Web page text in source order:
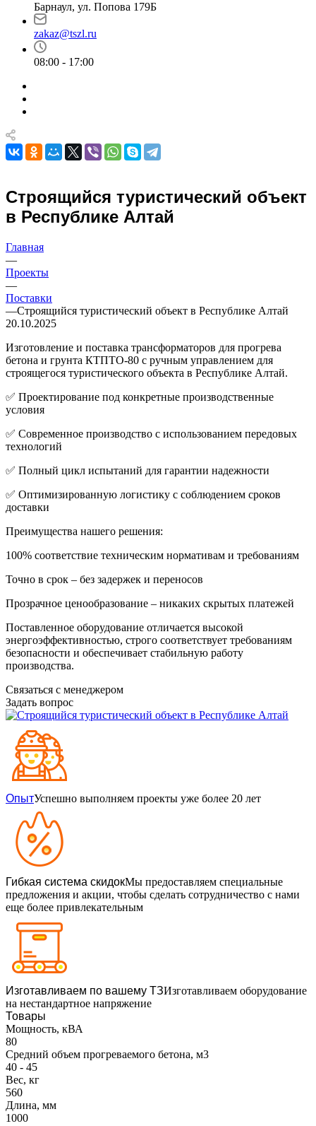
Барнаул, ул. Попова 179Б
zakaz@tszl.ru
08:00 - 17:00
Строящийся туристический объект
в Республике Алтай
Главная
—
Проекты
—
Поставки
—Строящийся туристический объект в Республике Алтай
20.10.2025
Изготовление и поставка трансформаторов для прогрева
бетона и грунта КТПТО-80 с ручным управлением для
строящегося туристического объекта в Республике Алтай.
✅ Проектирование под конкретные производственные
условия
✅ Современное производство с использованием передовых
технологий
✅ Полный цикл испытаний для гарантии надежности
✅ Оптимизированную логистику с соблюдением сроков
доставки
Преимущества нашего решения:
100% соответствие техническим нормативам и требованиям
Точно в срок – без задержек и переносов
Прозрачное ценообразование – никаких скрытых платежей
Поставленное оборудование отличается высокой
энергоэффективностью, строго соответствует требованиям
безопасности и обеспечивает стабильную работу
производства.
Связаться с менеджером
Задать вопрос
ОпытУспешно выполняем проекты уже более 20 лет
Гибкая система скидокМы предоставляем специальные
предложения и акции, чтобы сделать сотрудничество с нами
еще более привлекательным
Изготавливаем по вашему ТЗИзготавливаем оборудование
на нестандартное напряжение
Товары
Мощность, кВА
80
Средний объем прогреваемого бетона, м3
40 - 45
Вес, кг
560
Длина, мм
1000